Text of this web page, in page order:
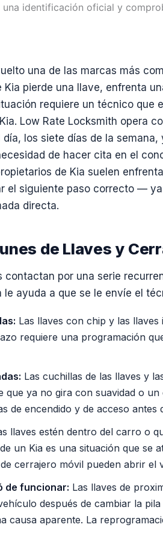
una identificación oficial y
una de las marcas más
pierde una llave, enfrenta
requiere un técnico que
Low Rate Locksmith opera
los siete días de la
de hacer cita en el
de Kia suelen
el siguiente paso correcto —
directa.
de Llaves y
contactan por una serie
ayuda a que se le envíe el
Las llaves con chip y las
requiere una programación
Las cuchillas de las llaves y
que ya no gira con suavidad o
de encendido y de acceso antes
llaves estén dentro del carro o
un Kia es una situación que se
cerrajero móvil pueden abrir el
de funcionar: Las llaves de
después de cambiar la
causa aparente. La